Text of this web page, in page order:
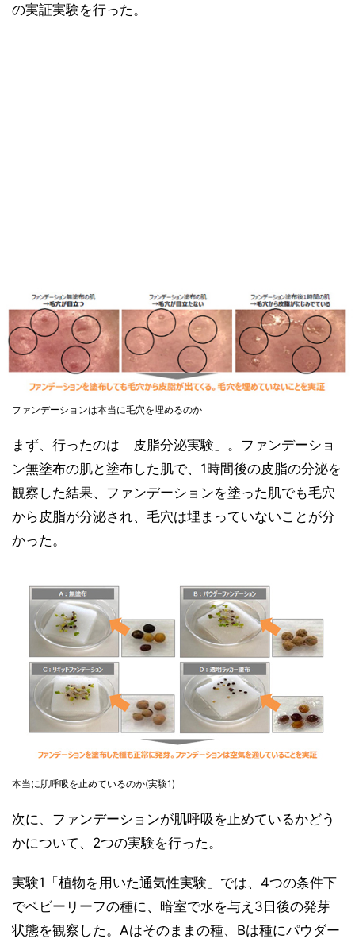
の実証実験を行った。
ファンデーションは本当に毛穴を埋めるのか
まず、行ったのは「皮脂分泌実験」。ファンデーショ
ン無塗布の肌と塗布した肌で、1時間後の皮脂の分泌を
観察した結果、ファンデーションを塗った肌でも毛穴
から皮脂が分泌され、毛穴は埋まっていないことが分
かった。
本当に肌呼吸を止めているのか(実験1)
次に、ファンデーションが肌呼吸を止めているかどう
かについて、2つの実験を行った。
実験1「植物を用いた通気性実験」では、4つの条件下
でベビーリーフの種に、暗室で水を与え3日後の発芽
状態を観察した。Aはそのままの種、Bは種にパウダー